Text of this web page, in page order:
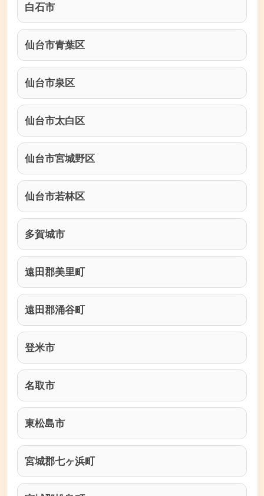
白石市
仙台市青葉区
仙台市泉区
仙台市太白区
仙台市宮城野区
仙台市若林区
多賀城市
遠田郡美里町
遠田郡涌谷町
登米市
名取市
東松島市
宮城郡七ヶ浜町